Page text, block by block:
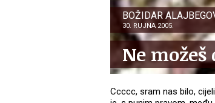
BOŽIDAR
30. RUJNA 2005.
Ne
Ccccc, sram nas bilo,